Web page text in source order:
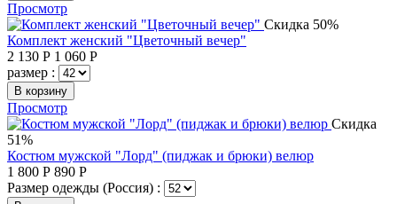
Просмотр
Скидка 50%
Комплект женский "Цветочный вечер"
2 130 Р 1 060 Р
размер :
В корзину
Просмотр
Скидка
51%
Костюм мужской "Лорд" (пиджак и брюки) велюр
1 800 Р 890 Р
Размер одежды (Россия) :